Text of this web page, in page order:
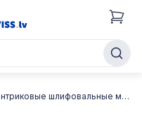
Эксцентриковые шлифовальные машины